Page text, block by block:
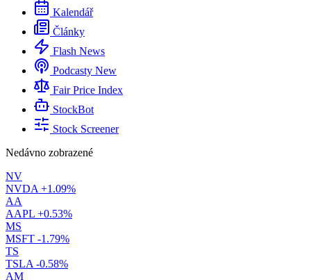
Kalendář
Články
Flash News
Podcasty New
Fair Price Index
StockBot
Stock Screener
Nedávno zobrazené
NV
NVDA +1.09%
AA
AAPL +0.53%
MS
MSFT -1.79%
TS
TSLA -0.58%
AM